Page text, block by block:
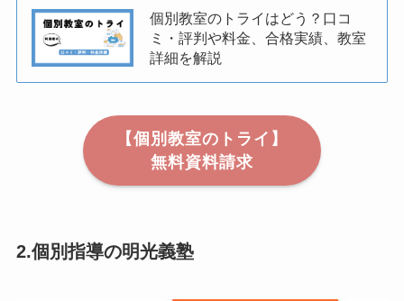
個別教室のトライはどう？口コ
ミ・評判や料金、合格実績、教室
詳細を解説
【個別教室のトライ】
無料資料請求
2.個別指導の明光義塾